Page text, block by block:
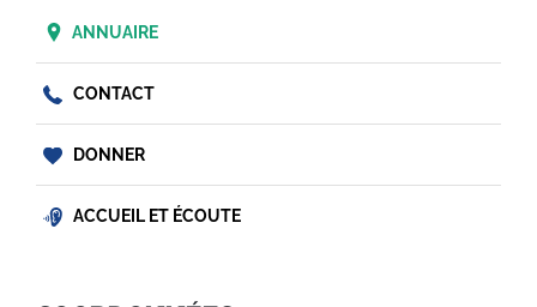
ANNUAIRE
CONTACT
DONNER
ACCUEIL ET ÉCOUTE